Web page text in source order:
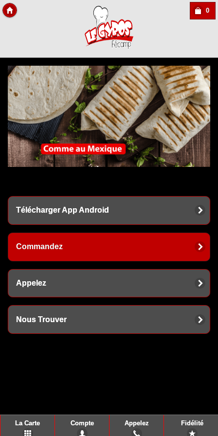
0
Télécharger App Android
Commandez
Appelez
Nous Trouver
La Carte Compte Appelez Fidélité
Copyright Des-click